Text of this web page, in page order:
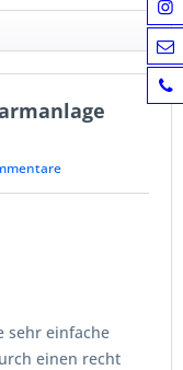
sehr einfache
einen recht